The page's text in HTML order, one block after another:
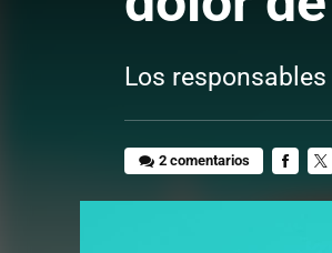
Los
2 comentarios